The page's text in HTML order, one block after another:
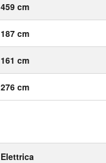
459 cm
187 cm
161 cm
276 cm
Elettrica